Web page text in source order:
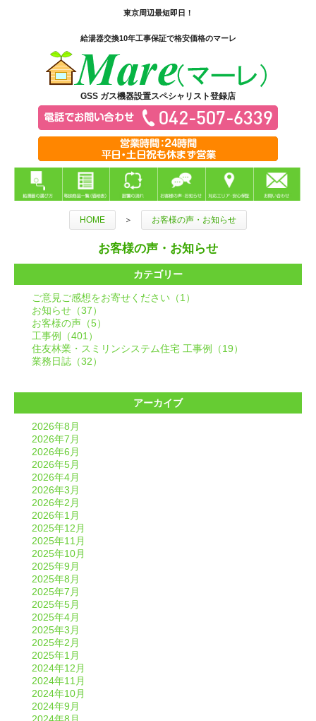
東京周辺最短即日！
給湯器交換10年工事保証で格安価格のマーレ
GSS ガス機器設置スペシャリスト登録店
HOME ＞ お客様の声・お知らせ
お客様の声・お知らせ
カテゴリー
ご意見ご感想をお寄せください（1）
お知らせ（37）
お客様の声（5）
工事例（401）
住友林業・スミリンシステム住宅 工事例（19）
業務日誌（32）
アーカイブ
2026年8月
2026年7月
2026年6月
2026年5月
2026年4月
2026年3月
2026年2月
2026年1月
2025年12月
2025年11月
2025年10月
2025年9月
2025年8月
2025年7月
2025年5月
2025年4月
2025年3月
2025年2月
2025年1月
2024年12月
2024年11月
2024年10月
2024年9月